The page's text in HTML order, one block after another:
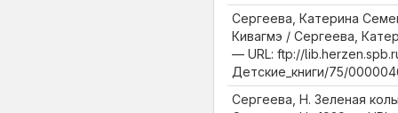
Сергеева, Катерина
Кивагмэ / Сергеева,
— URL: ftp://
Детские_книги/75/
Сергеева, Н. Зеленая